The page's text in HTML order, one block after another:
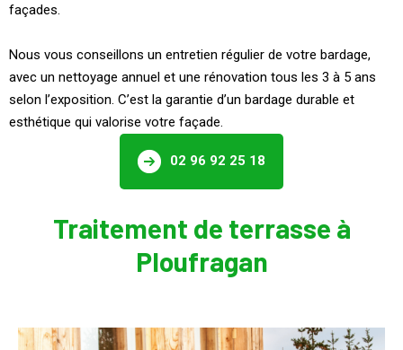
façades.
Nous vous conseillons un entretien régulier de votre bardage,
avec un nettoyage annuel et une rénovation tous les 3 à 5 ans
selon l’exposition. C’est la garantie d’un bardage durable et
esthétique qui valorise votre façade.
02 96 92 25 18
Traitement de terrasse à
Ploufragan